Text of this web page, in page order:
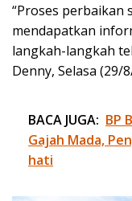
“Proses perbaikan
mendapatkan
langkah-langkah
Denny, Selasa (29/
BACA JUGA: BP
Gajah Mada,
hati